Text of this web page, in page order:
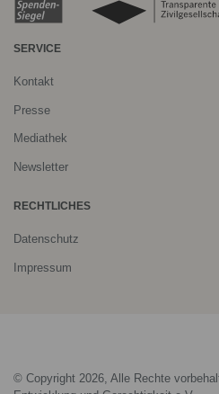
SERVICE
Kontakt
Presse
Mediathek
Newsletter
RECHTLICHES
Datenschutz
Impressum
© Copyright 2026, Alle Rechte